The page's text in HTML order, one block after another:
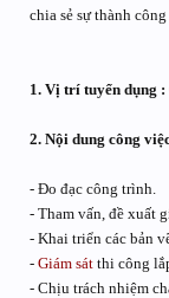
chia sẻ sự thành
1. Vị trí tuyển dụng :
2. Nội dung công
- Đo đạc công trình.
- Tham vấn, đề xuất
- Khai triển các bản
- Giám sát thi công
- Chịu trách nhiệm